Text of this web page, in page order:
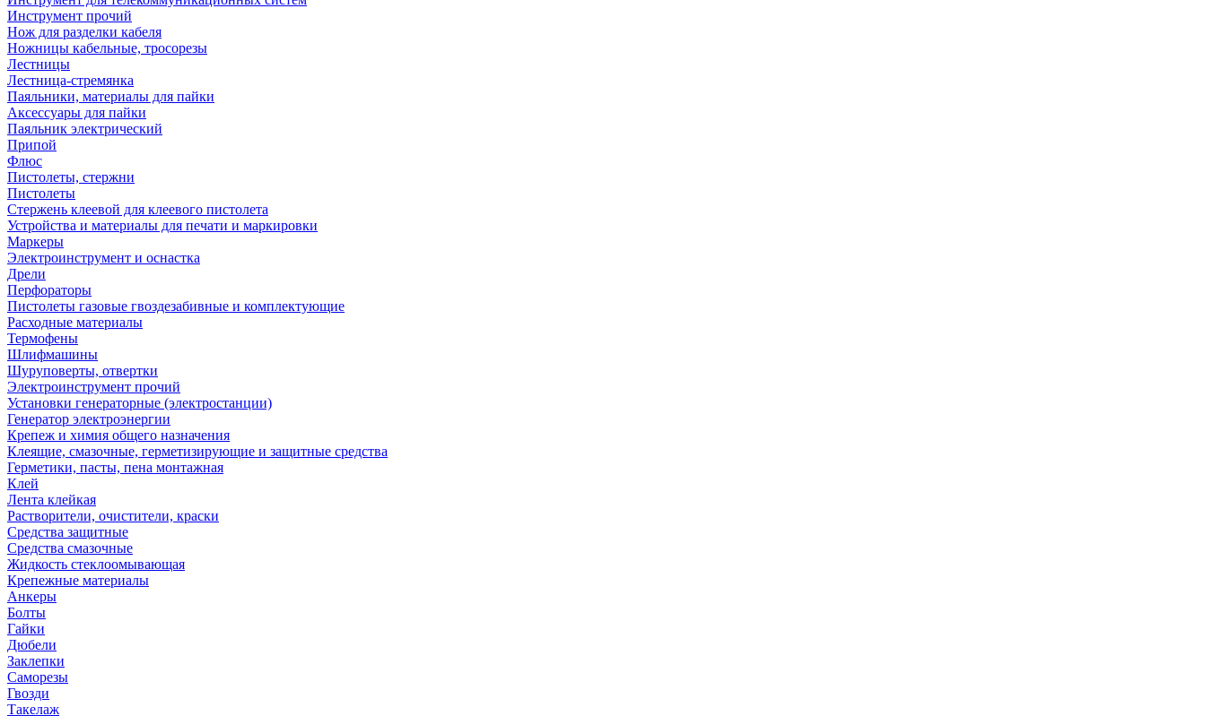
Инструмент прочий
Нож для разделки кабеля
Ножницы кабельные, тросорезы
Лестницы
Лестница-стремянка
Паяльники, материалы для пайки
Аксессуары для пайки
Паяльник электрический
Припой
Флюс
Пистолеты, стержни
Пистолеты
Стержень клеевой для клеевого пистолета
Устройства и материалы для печати и маркировки
Маркеры
Электроинструмент и оснастка
Дрели
Перфораторы
Пистолеты газовые гвоздезабивные и комплектующие
Расходные материалы
Термофены
Шлифмашины
Шуруповерты, отвертки
Электроинструмент прочий
Установки генераторные (электростанции)
Генератор электроэнергии
Крепеж и химия общего назначения
Клеящие, смазочные, герметизирующие и защитные средства
Герметики, пасты, пена монтажная
Клей
Лента клейкая
Растворители, очистители, краски
Средства защитные
Средства смазочные
Жидкость стеклоомывающая
Крепежные материалы
Анкеры
Болты
Гайки
Дюбели
Заклепки
Саморезы
Гвозди
Такелаж